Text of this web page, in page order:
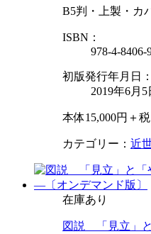
B5判・上製・カ
ISBN：
978-4-8406-
初版発行年月日：
2019年6月5
本体15,000円＋税
カテゴリー： 近
在庫あり
図説 「見立」